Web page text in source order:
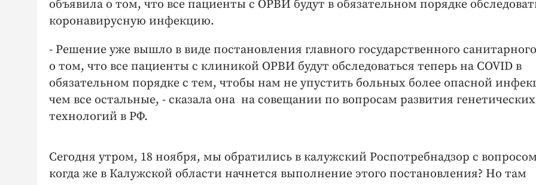
объявила о том, что все пациенты с ОРВИ будут в обязательном порядке
коронавирусную инфекцию.
- Решение уже вышло в виде постановления главного государственного
о том, что все пациенты с клиникой ОРВИ будут обследоваться теперь на COVID в
обязательном порядке с тем, чтобы нам не упустить больных более опасной
чем все остальные, - сказала она на совещании по вопросам развития генетических
технологий в РФ.
Сегодня утром, 18 ноября, мы обратились в калужский Роспотребнадзор с
когда же в Калужской области начнется выполнение этого постановления? Но там